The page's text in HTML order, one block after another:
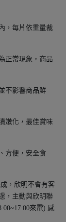
，每片依重量裁
正常現象，商品
不影響商品鮮
嫩化，最佳賞味
方便，安全食
，欣明不會有客
，主動與欣明聯
來電) 感